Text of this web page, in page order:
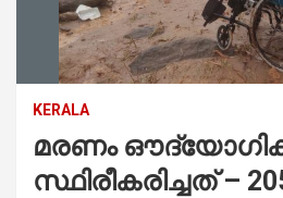
KERALA
മരണം
സ്ഥിരീകരിച്ചത് –